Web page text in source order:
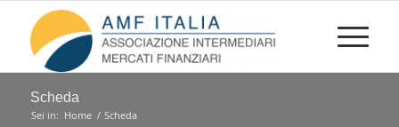
Scheda
Sei in: Home / Scheda